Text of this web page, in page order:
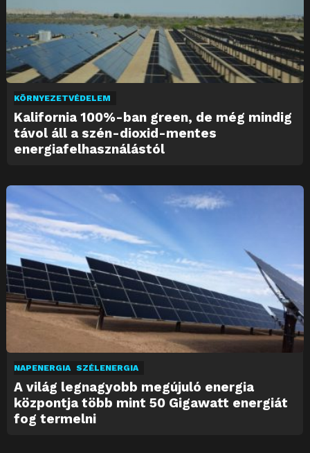
KÖRNYEZETVÉDELEM
Kalifornia 100%-ban green, de még mindig
távol áll a szén-dioxid-mentes
energiafelhasználástól
NAPENERGIA SZÉLENERGIA
A világ legnagyobb megújuló energia
központja több mint 50 Gigawatt energiát
fog termelni